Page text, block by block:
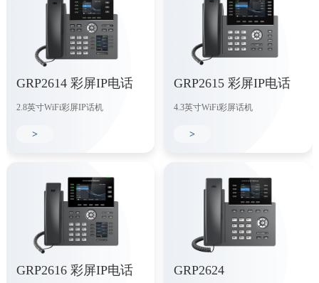
GRP2614 彩屏IP电话
2.8英寸WiFi彩屏IP话机
>
GRP2615 彩屏IP电话
4.3英寸WiFi彩屏话机
>
GRP2616 彩屏IP电话 GRP2624